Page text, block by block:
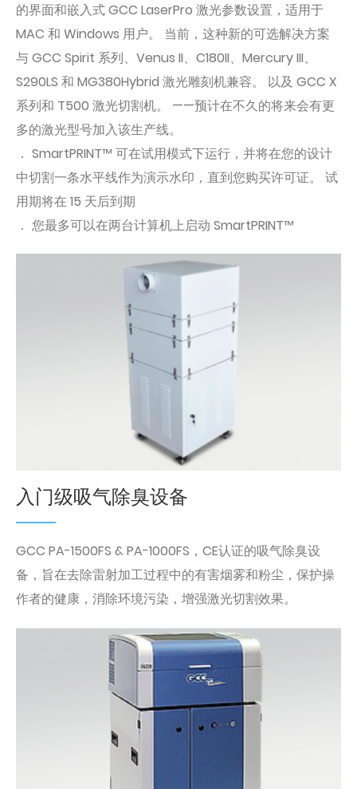
的界面和嵌入式 GCC LaserPro 激光参数设置，适用于
MAC 和 Windows 用户。 当前，这种新的可选解决方案
与 GCC Spirit 系列、Venus II、C180II、Mercury III、
S290LS 和 MG380Hybrid 激光雕刻机兼容。 以及 GCC X
系列和 T500 激光切割机。 ——预计在不久的将来会有更
多的激光型号加入该生产线。
． SmartPRINT™ 可在试用模式下运行，并将在您的设计
中切割一条水平线作为演示水印，直到您购买许可证。 试
用期将在 15 天后到期
． 您最多可以在两台计算机上启动 SmartPRINT™
入门级吸气除臭设备
GCC PA-1500FS & PA-1000FS，CE认证的吸气除臭设
备，旨在去除雷射加工过程中的有害烟雾和粉尘，保护操
作者的健康，消除环境污染，增强激光切割效果。